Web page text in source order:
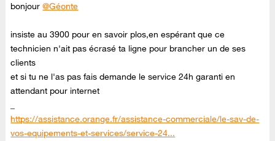
bonjour@Géonte
insiste au 3900 pour en savoir plos,en espérant que ce
technicien n'ait pas écrasé ta ligne pour brancher un de ses
clients
et si tu ne l'as pas fais demande le service 24h garanti en
attendant pour internet
https://assistance.orange.fr/assistance-commerciale/le-sav-de-
vos-equipements-et-services/service-24...